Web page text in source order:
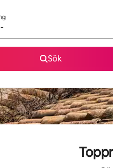
Sök